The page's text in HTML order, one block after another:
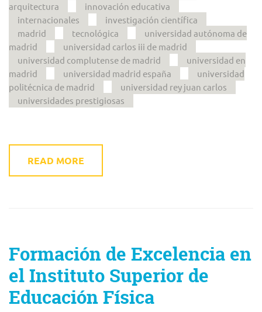
arquitectura
innovación educativa
internacionales
investigación científica
madrid
tecnológica
universidad autónoma de
madrid
universidad carlos iii de madrid
universidad complutense de madrid
universidad en
madrid
universidad madrid españa
universidad
politécnica de madrid
universidad rey juan carlos
universidades prestigiosas
READ MORE
Formación de Excelencia en
el Instituto Superior de
Educación Física